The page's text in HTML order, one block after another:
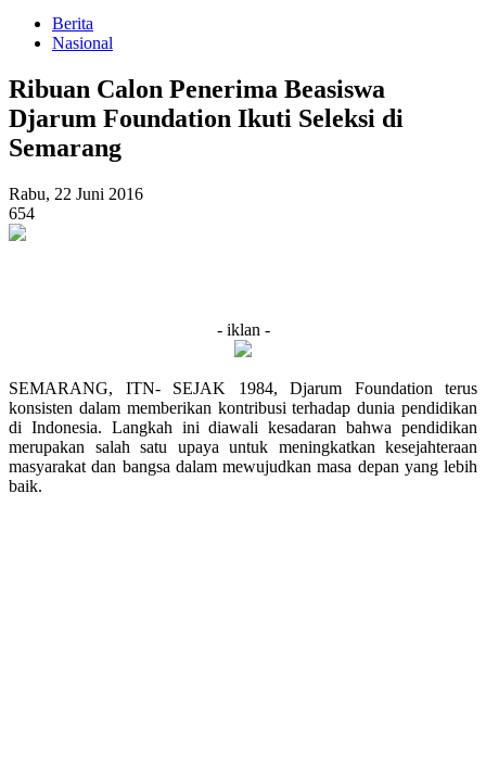
Berita
Nasional
Ribuan Calon Penerima Beasiswa
Djarum Foundation Ikuti Seleksi di
Semarang
Rabu, 22 Juni 2016
654
- iklan -
SEMARANG, ITN- SEJAK 1984, Djarum Foundation terus
konsisten dalam memberikan kontribusi terhadap dunia pendidikan
di Indonesia. Langkah ini diawali kesadaran bahwa pendidikan
merupakan salah satu upaya untuk meningkatkan kesejahteraan
masyarakat dan bangsa dalam mewujudkan masa depan yang lebih
baik.